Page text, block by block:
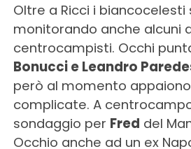
Oltre a Ricci i biancocelesti
monitorando anche alcuni
centrocampisti. Occhi
Bonucci e Leandro
però al momento
complicate. A
sondaggio per Fred del
Occhio anche ad un ex